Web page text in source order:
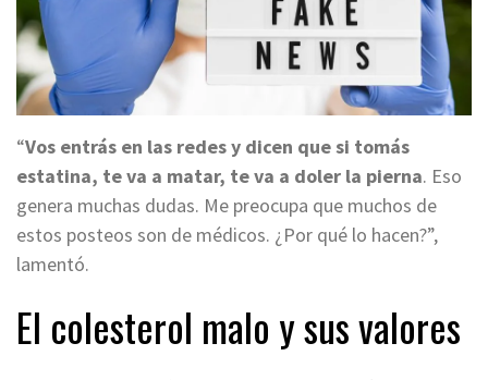
“Vos entrás en las redes y dicen que si tomás
estatina, te va a matar, te va a doler la pierna. Eso
genera muchas dudas. Me preocupa que muchos de
estos posteos son de médicos. ¿Por qué lo hacen?”,
lamentó.
El colesterol malo y sus valores